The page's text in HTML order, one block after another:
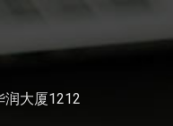
润大厦1212